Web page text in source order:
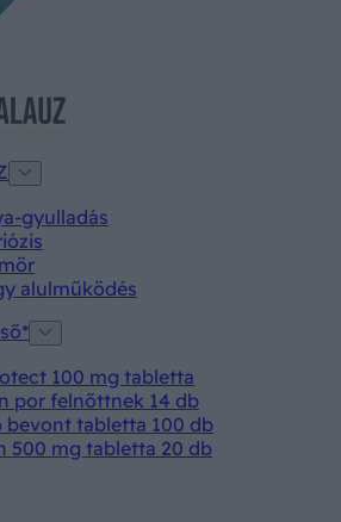
gyulladás
alulműködés
100 mg tabletta
por felnőttnek 14 db
bevont tabletta 100 db
500 mg tabletta 20 db